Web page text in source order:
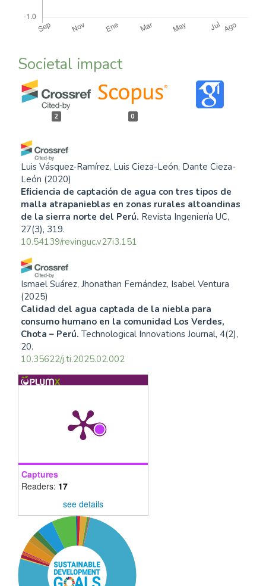
Societal impact
2 0
Luis Vásquez-Ramírez, Luis Cieza-León, Dante Cieza-
León (2020)
Eﬁciencia de captación de agua con tres tipos de
malla atrapanieblas en zonas rurales altoandinas
de la sierra norte del Perú. Revista Ingeniería UC,
27(3), 319.
10.54139/revinguc.v27i3.151
Ismael Suárez, Jhonathan Fernández, Isabel Ventura
(2025)
Calidad del agua captada de la niebla para
consumo humano en la comunidad Los Verdes,
Chota – Perú. Technological Innovations Journal, 4(2),
20.
10.35622/j.ti.2025.02.002
Captures
Readers: 17
see details